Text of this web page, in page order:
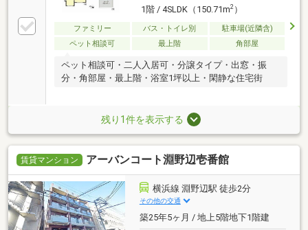
1階 / 4SLDK（150.71m2）
ファミリー バス・トイレ別
駐車場(近隣含)
ペット相談可
最上階 角部屋
ペット相談可・二人入居可・分譲タイプ・出窓・振
分・角部屋・最上階・浴室1坪以上・閑静な住宅街
残り1件を表示する
賃貸マンション アーバンコート淵野辺壱番館
横浜線 淵野辺駅 徒歩2分
その他の交通
築25年5ヶ月 / 地上5階地下1階建